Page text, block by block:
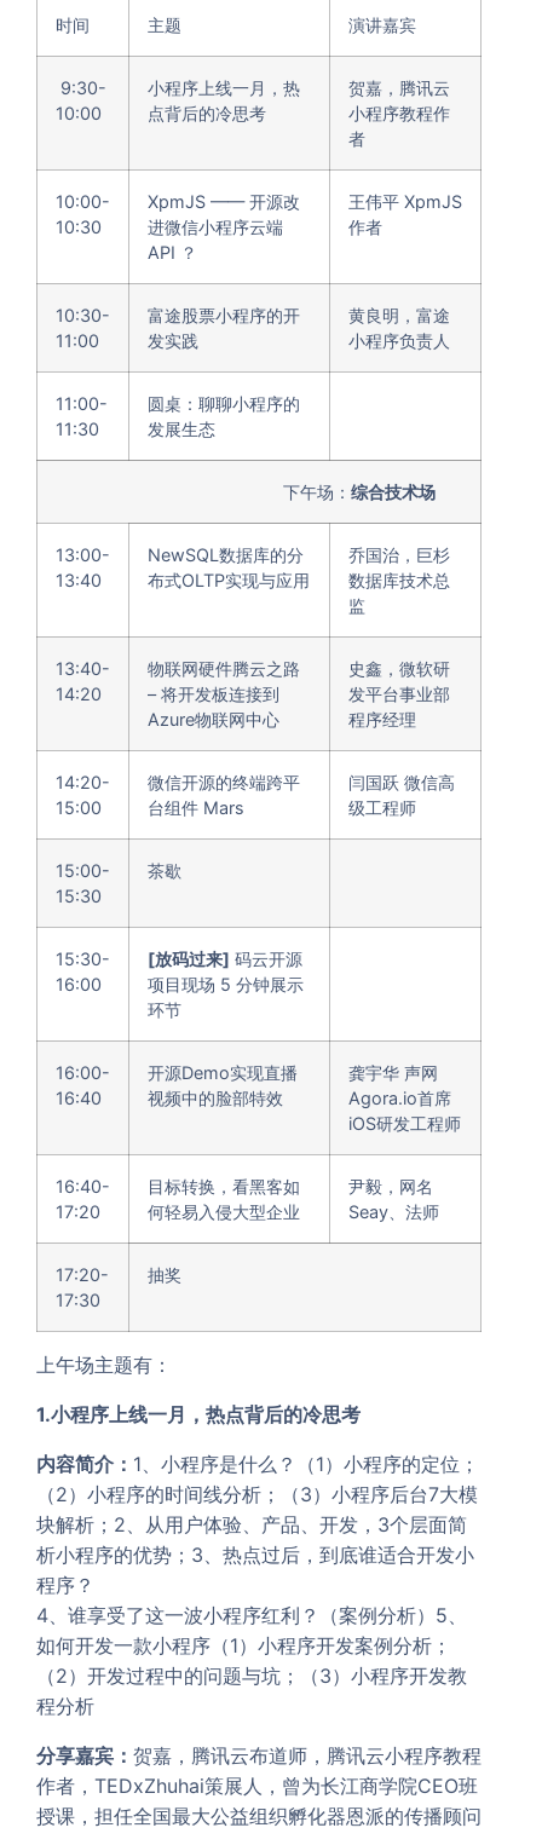
时间 主题 演讲嘉宾
9:30-
10:00
小程序上线一月，热
点背后的冷思考
贺嘉，腾讯云
小程序教程作
者
10:00-
10:30
XpmJS —— 开源改
进微信小程序云端
API ？
王伟平 XpmJS
作者
10:30-
11:00
富途股票小程序的开
发实践
黄良明，富途
小程序负责人
11:00-
11:30
圆桌：聊聊小程序的
发展生态
下午场： 综合技术场
13:00-
13:40
NewSQL数据库的分
布式OLTP实现与应用
乔国治，巨杉
数据库技术总
监
13:40-
14:20
物联网硬件腾云之路
– 将开发板连接到
Azure物联网中心
史鑫，微软研
发平台事业部
程序经理
14:20-
15:00
微信开源的终端跨平
台组件 Mars
闫国跃 微信高
级工程师
15:00-
15:30
茶歇
15:30-
16:00
[放码过来] 码云开源
项目现场 5 分钟展示
环节
16:00-
16:40
开源Demo实现直播
视频中的脸部特效
龚宇华 声网
Agora.io首席
iOS研发工程师
16:40-
17:20
目标转换，看黑客如
何轻易入侵大型企业
尹毅，网名
Seay、法师
17:20-
17:30
抽奖
上午场主题有：
1.小程序上线一月，热点背后的冷思考
内容简介： 1、小程序是什么？（1）小程序的定位；
（2）小程序的时间线分析；（3）小程序后台7大模
块解析；2、从用户体验、产品、开发，3个层面简
析小程序的优势；3、热点过后，到底谁适合开发小
程序？
4、谁享受了这一波小程序红利？（案例分析）5、
如何开发一款小程序（1）小程序开发案例分析；
（2）开发过程中的问题与坑；（3）小程序开发教
程分析
分享嘉宾： 贺嘉，腾讯云布道师，腾讯云小程序教程
作者，TEDxZhuhai策展人，曾为长江商学院CEO班
授课，担任全国最大公益组织孵化器恩派的传播顾问